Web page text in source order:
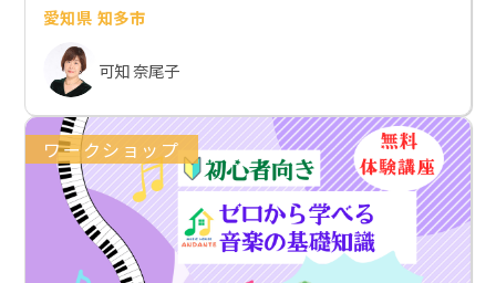
愛知県 知多市
可知 奈尾子
ワークショップ